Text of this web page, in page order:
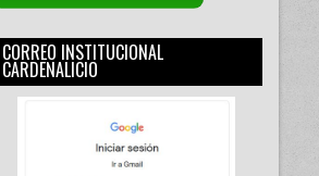
CORREO INSTITUCIONAL
CARDENALICIO